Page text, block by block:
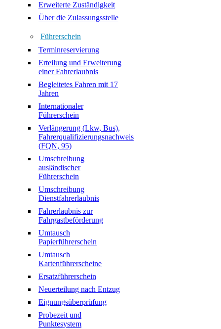
Erweiterte Zuständigkeit
Über die Zulassungsstelle
Führerschein
Terminreservierung
Erteilung und Erweiterung
einer Fahrerlaubnis
Begleitetes Fahren mit 17
Jahren
Internationaler
Führerschein
Verlängerung (Lkw, Bus),
Fahrerqualifizierungsnachweis
(FQN, 95)
Umschreibung
ausländischer
Führerschein
Umschreibung
Dienstfahrerlaubnis
Fahrerlaubnis zur
Fahrgastbeförderung
Umtausch
Papierführerschein
Umtausch
Kartenführerscheine
Ersatzführerschein
Neuerteilung nach Entzug
Eignungsüberprüfung
Probezeit und
Punktesystem